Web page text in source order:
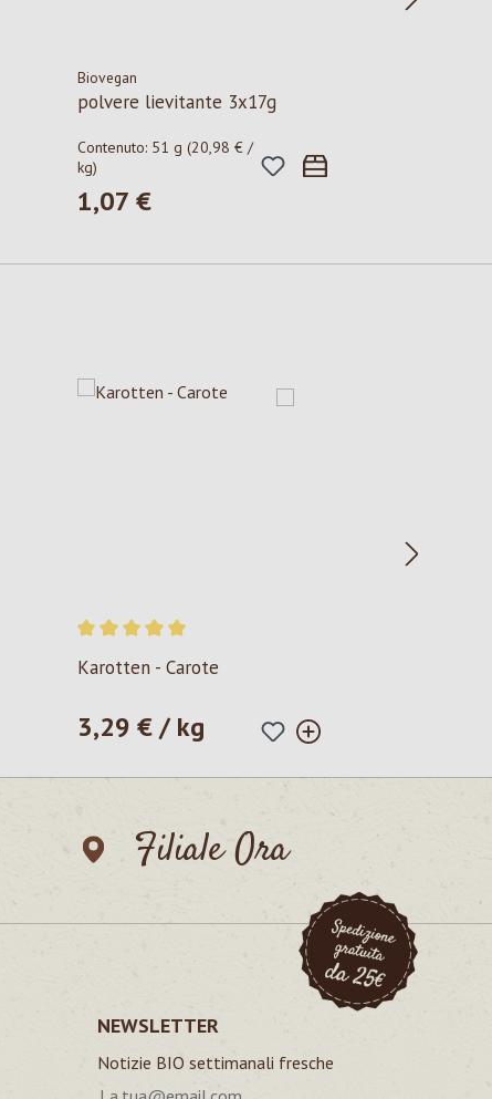
Biovegan
polvere lievitante 3x17g
Contenuto: 51 g (20,98 € /
kg)
Prezzo normale:
1,07 €
Valutazione media di 5 su 5 stelle
Karotten - Carote
Prezzo normale:
3,29 € / kg
Filiale Ora
NEWSLETTER
Notizie BIO settimanali fresche